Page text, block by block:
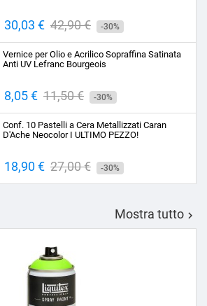
Prezzo
30,03 € Prezzo
base
42,90 € -30%
Vernice per Olio e Acrilico Sopraffina Satinata
Anti UV Lefranc Bourgeois
Prezzo
8,05 € Prezzo
base
11,50 € -30%
Conf. 10 Pastelli a Cera Metallizzati Caran
D'Ache Neocolor I ULTIMO PEZZO!
Prezzo
18,90 € Prezzo
base
27,00 € -30%
Mostra tutto 